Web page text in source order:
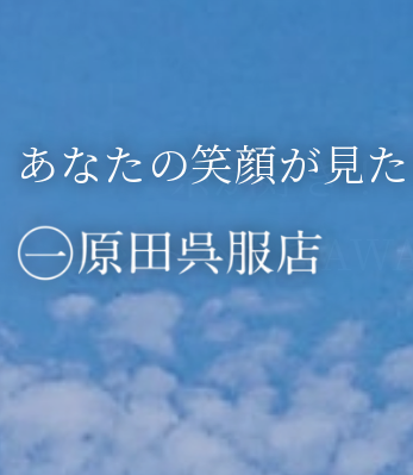
あなたの笑顔が見
糸が好き！
ニットハウス
藍染め ／ 草木染
ジレ ベスト セレク
当店の藍染めにつ
文野
✕
AWAWA
阿波しじら織
オリジナルプリン
My T クラブ